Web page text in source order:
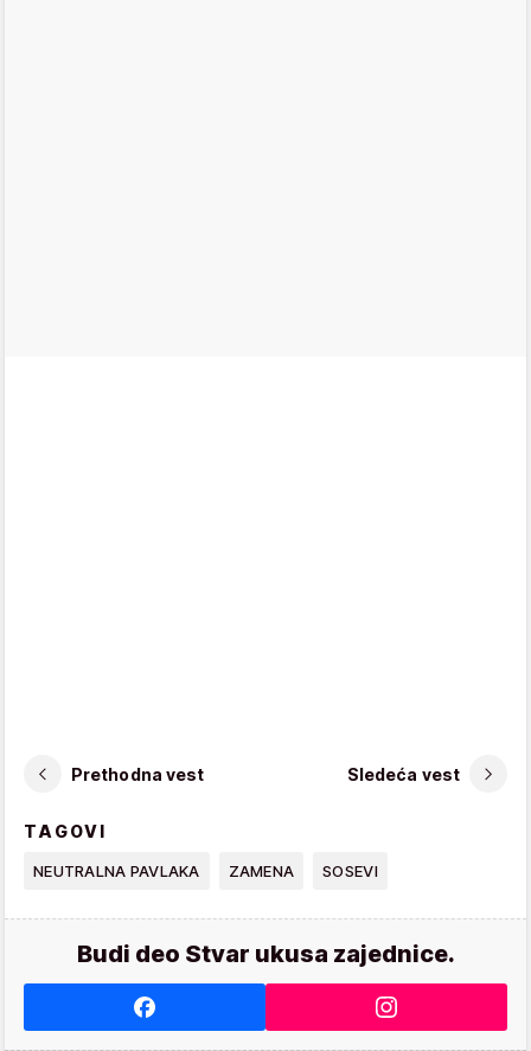
Prethodna vest Sledeća vest
TAGOVI
NEUTRALNA PAVLAKA ZAMENA SOSEVI
Budi deo Stvar ukusa zajednice.